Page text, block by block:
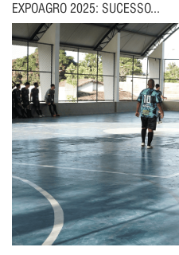
EXPOAGRO 2025: SUCESSO...